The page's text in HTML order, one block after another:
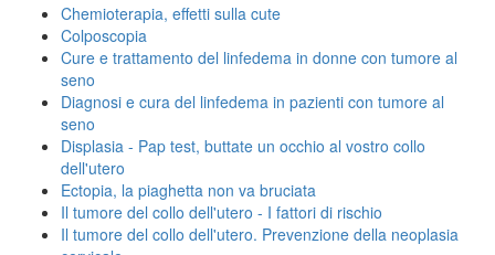
Chemioterapia, effetti sulla cute
Colposcopia
Cure e trattamento del linfedema in donne con tumore al
seno
Diagnosi e cura del linfedema in pazienti con tumore al
seno
Displasia - Pap test, buttate un occhio al vostro collo
dell'utero
Ectopia, la piaghetta non va bruciata
Il tumore del collo dell'utero - I fattori di rischio
Il tumore del collo dell'utero. Prevenzione della neoplasia